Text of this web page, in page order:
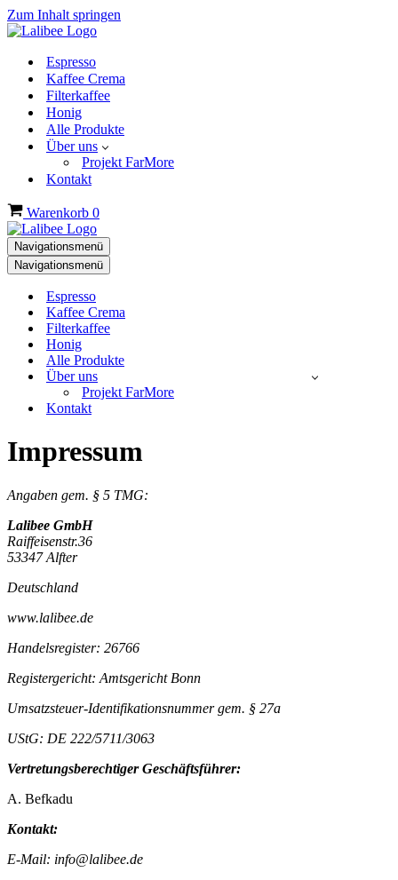
Zum Inhalt springen
Espresso
Kaffee Crema
Filterkaffee
Honig
Alle Produkte
Über uns
Projekt FarMore
Kontakt
Warenkorb 0
Navigationsmenü
Navigationsmenü
Espresso
Kaffee Crema
Filterkaffee
Honig
Alle Produkte
Über uns
Projekt FarMore
Kontakt
Impressum
Angaben gem. § 5 TMG:
Lalibee GmbH
Raiffeisenstr.36
53347 Alfter
Deutschland
www.lalibee.de
Handelsregister: 26766
Registergericht: Amtsgericht Bonn
Umsatzsteuer-Identifikationsnummer gem. § 27a
UStG: DE 222/5711/3063
Vertretungsberechtiger Geschäftsführer:
A. Befkadu
Kontakt:
E-Mail: info@lalibee.de